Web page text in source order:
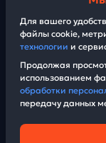
Для вашего
файлы cookie,
технологии и
Продолжая
использованием
обработки
передачу данных